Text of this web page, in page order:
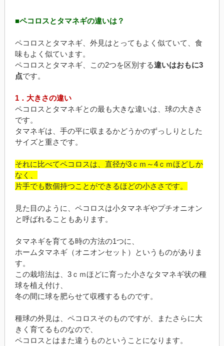
■ペコロスとタマネギの違いは？
ペコロスとタマネギ、外見はとってもよく似ていて、食
味もよく似ています。
ペコロスとタマネギ、この2つを区別する違いはおもに3
点です。
1．大きさの違い
ペコロスとタマネギとの最も大きな違いは、球の大きさ
です。
タマネギは、手の平に収まるかどうかのずっしりとした
サイズと重さです。
それに比べてペコロスは、直径が3ｃｍ～4ｃｍほどしか
なく、
片手でも数個持つことができるほどの小ささです。
見た目のように、ペコロスは小タマネギやプチオニオン
と呼ばれることもあります。
タマネギを育てる時の方法の1つに、
ホームタマネギ（オニオンセット）というものがありま
す。
この栽培法は、3ｃｍほどに育った小さなタマネギ状の種
球を植え付け、
冬の間に球を肥らせて収穫するものです。
種球の外見は、ペコロスそのものですが、またさらに大
きく育てるものなので、
ペコロスとはまた違うものということになります。